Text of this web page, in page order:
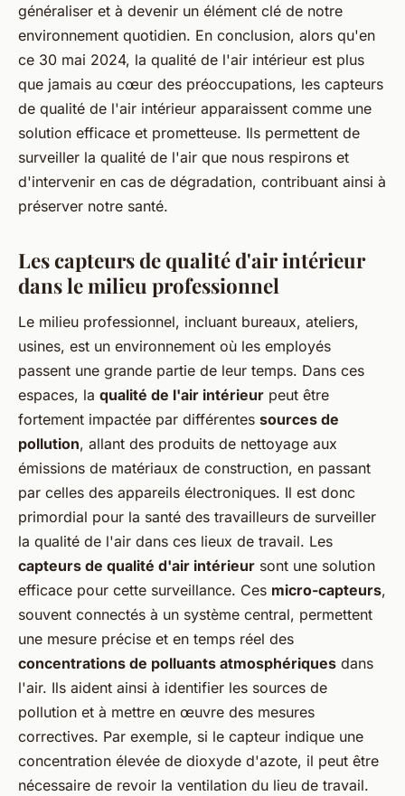
généraliser et à devenir un élément clé de notre
environnement quotidien. En conclusion, alors qu'en
ce 30 mai 2024, la qualité de l'air intérieur est plus
que jamais au cœur des préoccupations, les capteurs
de qualité de l'air intérieur apparaissent comme une
solution efficace et prometteuse. Ils permettent de
surveiller la qualité de l'air que nous respirons et
d'intervenir en cas de dégradation, contribuant ainsi à
préserver notre santé.
Les capteurs de qualité d'air intérieur
dans le milieu professionnel
Le milieu professionnel, incluant bureaux, ateliers,
usines, est un environnement où les employés
passent une grande partie de leur temps. Dans ces
espaces, la qualité de l'air intérieur peut être
fortement impactée par différentes sources de
pollution, allant des produits de nettoyage aux
émissions de matériaux de construction, en passant
par celles des appareils électroniques. Il est donc
primordial pour la santé des travailleurs de surveiller
la qualité de l'air dans ces lieux de travail. Les
capteurs de qualité d'air intérieur sont une solution
efficace pour cette surveillance. Ces micro-capteurs,
souvent connectés à un système central, permettent
une mesure précise et en temps réel des
concentrations de polluants atmosphériques dans
l'air. Ils aident ainsi à identifier les sources de
pollution et à mettre en œuvre des mesures
correctives. Par exemple, si le capteur indique une
concentration élevée de dioxyde d'azote, il peut être
nécessaire de revoir la ventilation du lieu de travail.